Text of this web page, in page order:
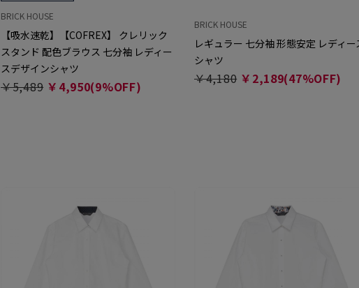
BRICK HOUSE
【吸水速乾】【COFREX】 クレリック
スタンド 配色ブラウス 七分袖 レディー
スデザインシャツ
￥5,489 ￥4,950(9%OFF)
BRICK HOUSE
レギュラー 七分袖 形態安定 レディー
シャツ
￥4,180 ￥2,189(47%OFF)